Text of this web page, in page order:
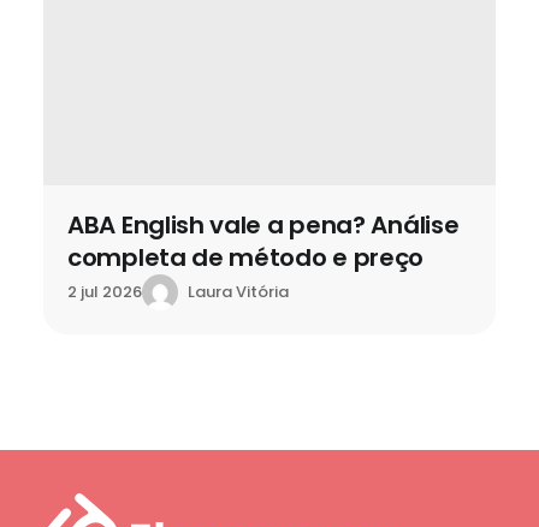
ABA English vale a pena? Análise
completa de método e preço
2 jul 2026 Laura Vitória